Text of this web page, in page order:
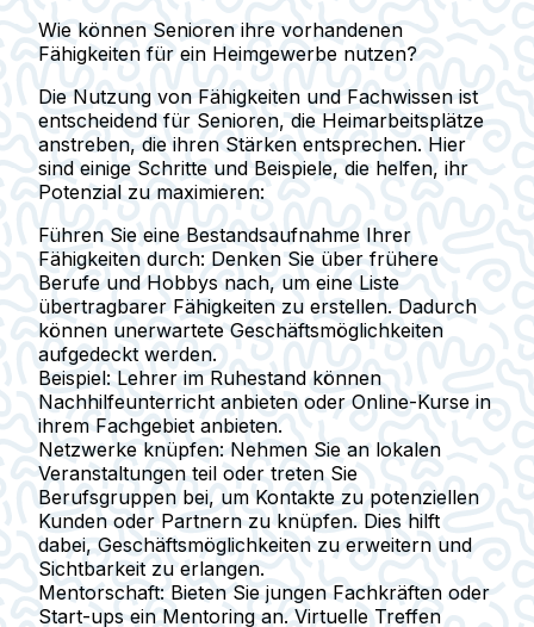
Wie können Senioren ihre vorhandenen
Fähigkeiten für ein Heimgewerbe nutzen?
Die Nutzung von Fähigkeiten und Fachwissen ist
entscheidend für Senioren, die Heimarbeitsplätze
anstreben, die ihren Stärken entsprechen. Hier
sind einige Schritte und Beispiele, die helfen, ihr
Potenzial zu maximieren:
Führen Sie eine Bestandsaufnahme Ihrer
Fähigkeiten durch: Denken Sie über frühere
Berufe und Hobbys nach, um eine Liste
übertragbarer Fähigkeiten zu erstellen. Dadurch
können unerwartete Geschäftsmöglichkeiten
aufgedeckt werden.
Beispiel: Lehrer im Ruhestand können
Nachhilfeunterricht anbieten oder Online-Kurse in
ihrem Fachgebiet anbieten.
Netzwerke knüpfen: Nehmen Sie an lokalen
Veranstaltungen teil oder treten Sie
Berufsgruppen bei, um Kontakte zu potenziellen
Kunden oder Partnern zu knüpfen. Dies hilft
dabei, Geschäftsmöglichkeiten zu erweitern und
Sichtbarkeit zu erlangen.
Mentorschaft: Bieten Sie jungen Fachkräften oder
Start-ups ein Mentoring an. Virtuelle Treffen